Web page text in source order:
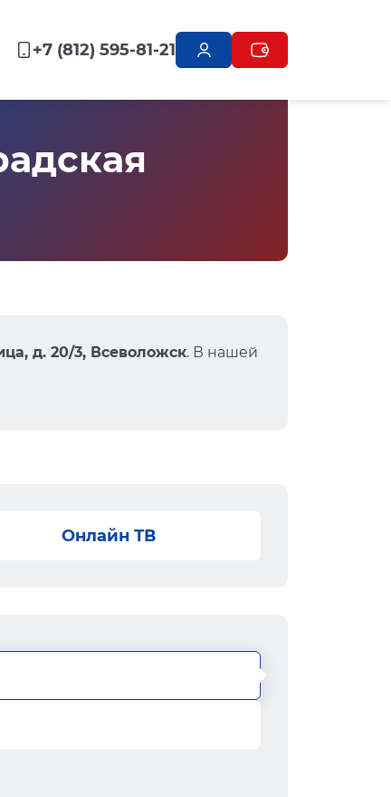
+7 (812) 595-81-21
д. 20/3, Всеволожск. В нашей
Онлайн ТВ